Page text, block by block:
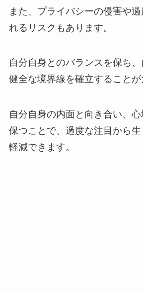
また、プライバシーの侵害や
れるリスクもあります。
自分自身とのバランスを保ち
健全な境界線を確立することが
自分自身の内面と向き合い、
保つことで、過度な注目から
軽減できます。